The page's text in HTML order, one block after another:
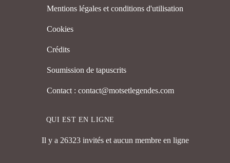
Mentions légales et conditions d'utilisation
Cookies
Crédits
Soumission de tapuscrits
Contact : contact@motsetlegendes.com
QUI EST EN LIGNE
Il y a 26323 invités et aucun membre en ligne